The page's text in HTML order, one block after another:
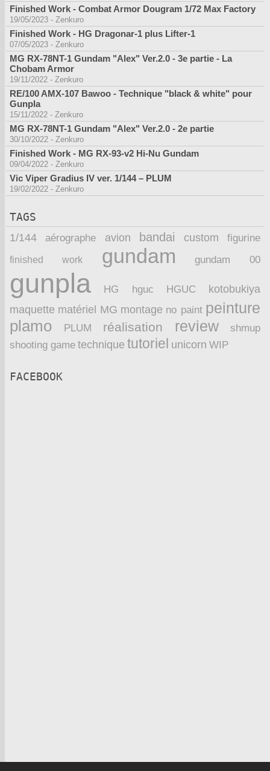
Finished Work - Combat Armor Dougram 1/72 Max Factory
19/05/2023 - Zenkuro
Finished Work - HG Dragonar-1 plus Lifter-1
07/05/2023 - Zenkuro
MG RX-78NT-1 Gundam "Alex" Ver.2.0 - 3e partie - La
Chobam Armor
19/11/2022 - Zenkuro
RE/100 AMX-107 Bawoo - Technique "black & white" pour
Gunpla
15/11/2022 - Zenkuro
MG RX-78NT-1 Gundam "Alex" Ver.2.0 - 2e partie
30/10/2022 - Zenkuro
Finished Work - MG RX-93-v2 Hi-Nu Gundam
09/04/2022 - Zenkuro
Vic Viper Gradius IV ver. 1/144 – PLUM
19/02/2022 - Zenkuro
TAGS
1/144 aérographe avion bandai custom figurine
finished work gundam gundam 00
gunpla HG hguc HGUC
kotobukiya
maquette matériel MG montage no paint peinture
plamo PLUM réalisation review
shmup
shooting game technique tutoriel unicorn WIP
FACEBOOK